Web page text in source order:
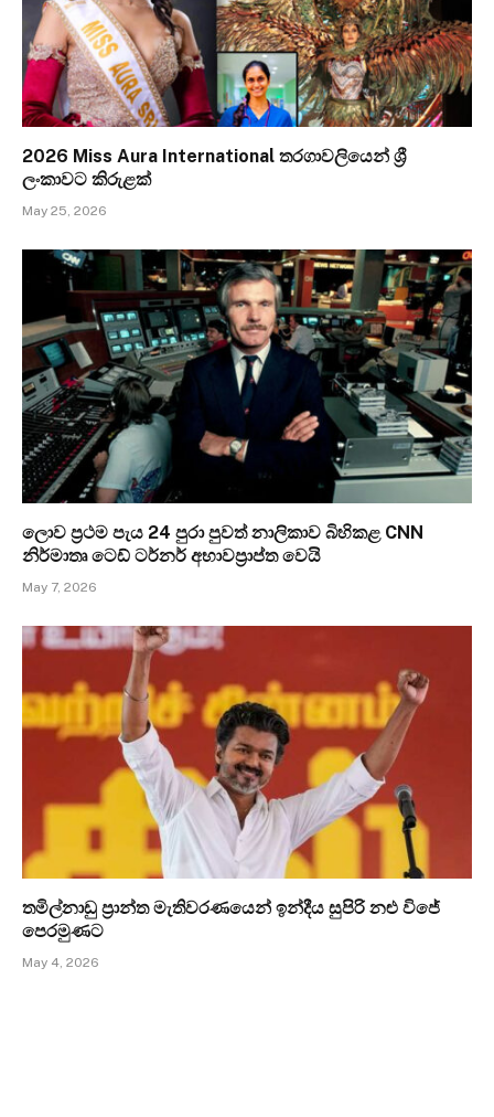
2026 Miss Aura International තරගාවලියෙන් ශ්‍රී
ලංකාවට කිරුළක්
May 25, 2026
ලොව ප්‍රථම පැය 24 පුරා පුවත් නාලිකාව බිහිකළ CNN
නිර්මාතෘ ටෙඩ් ටර්නර් අභාවප්‍රාප්ත වෙයි
May 7, 2026
තමිල්නාඩු ප්‍රාන්ත මැතිවරණයෙන් ඉන්දීය සුපිරි නළු විජේ
පෙරමුණට
May 4, 2026